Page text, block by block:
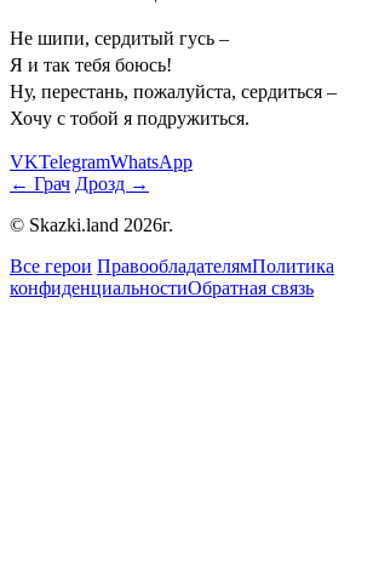
Не шипи, сердитый гусь –
Я и так тебя боюсь!
Ну, перестань, пожалуйста, сердиться –
Хочу с тобой я подружиться.
VKTelegramWhatsApp
← Грач Дрозд →
© Skazki.land 2026г.
Все герои ПравообладателямПолитика
конфиденциальностиОбратная связь